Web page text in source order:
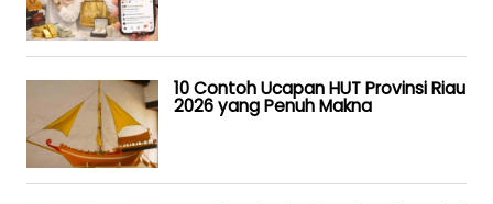
10 Contoh Ucapan HUT Provinsi Riau
2026 yang Penuh Makna